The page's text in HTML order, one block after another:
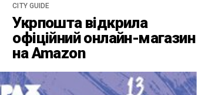
CITY GUIDE
Укрпошта відкрила
офіційний онлайн-магазин
на Amazon